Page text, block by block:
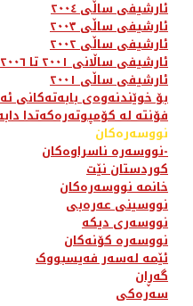
ئارشیفی ساڵی ٢٠٠٤
ئارشیفی ساڵی ٢٠٠٣
ئارشیفی ساڵی ٢٠٠٢
ئارشیفی ساڵانی ٢٠٠١ تا ٢٠٠٦
ئارشیفی ساڵی ٢٠٠١
بۆ خوێندنەوەی بابەتەکانی
فۆنتە لە کۆمپوتەرەکەتدا
نووسەرەکان
نووسەرە ناسراوەکان-
کوردستان نێت
خانمە نووسەرەکان
نووسینی عەرەبی
نووسەری دیکە
نووسەرە کۆنەکان
ئێمە لەسەر فەیسبووک
گەڕان
سەرەکی